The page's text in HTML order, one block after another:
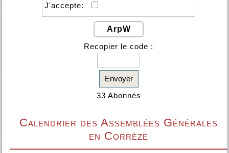
J'accepte:
ArpW
Recopier le code :
Envoyer
33 Abonnés
Calendrier des Assemblées Générales
en Corrèze